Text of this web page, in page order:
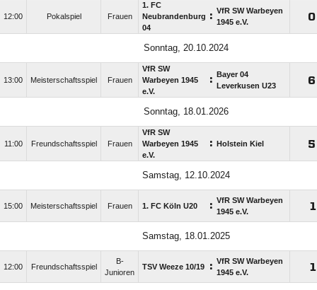
12:00 Pokalspiel Frauen
1. FC
Neubrandenburg
04
: VfR SW Warbeyen
1945 e.V.

Sonntag, 20.10.2024
13:00 Meisterschaftsspiel Frauen
VfR SW
Warbeyen 1945
e.V.
:
Bayer 04
Leverkusen U23

Sonntag, 18.01.2026
11:00 Freundschaftsspiel Frauen
VfR SW
Warbeyen 1945
e.V.
: Holstein Kiel 
Samstag, 12.10.2024
15:00 Meisterschaftsspiel Frauen 1. FC Köln U20 : VfR SW Warbeyen
1945 e.V.

Samstag, 18.01.2025
12:00 Freundschaftsspiel
B-
Junioren
TSV Weeze 10/​19 : VfR SW Warbeyen
1945 e.V.
